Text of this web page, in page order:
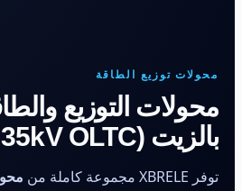
محولات توزيع الطاقة
محولات التوزيع
بالزيت (S11 / S13 / 35kV OLTC)
توفر XBRELE مجموعة كاملة من